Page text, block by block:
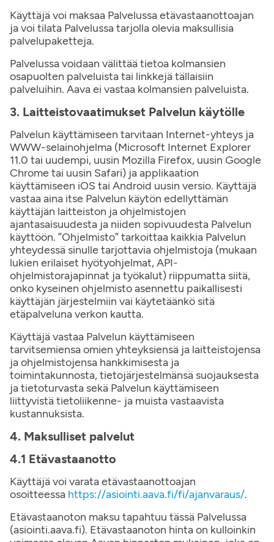
Käyttäjä voi maksaa Palvelussa etävastaanottoajan
ja voi tilata Palvelussa tarjolla olevia maksullisia
palvelupaketteja.
Palvelussa voidaan välittää tietoa kolmansien
osapuolten palveluista tai linkkejä tällaisiin
palveluihin. Aava ei vastaa kolmansien palveluista.
3. Laitteistovaatimukset Palvelun käytölle
Palvelun käyttämiseen tarvitaan Internet-yhteys ja
WWW-selainohjelma (Microsoft Internet Explorer
11.0 tai uudempi, uusin Mozilla Firefox, uusin Google
Chrome tai uusin Safari) ja applikaation
käyttämiseen iOS tai Android uusin versio. Käyttäjä
vastaa aina itse Palvelun käytön edellyttämän
käyttäjän laitteiston ja ohjelmistojen
ajantasaisuudesta ja niiden sopivuudesta Palvelun
käyttöön. ”Ohjelmisto” tarkoittaa kaikkia Palvelun
yhteydessä sinulle tarjottavia ohjelmistoja (mukaan
lukien erilaiset hyötyohjelmat, API-
ohjelmistorajapinnat ja työkalut) riippumatta siitä,
onko kyseinen ohjelmisto asennettu paikallisesti
käyttäjän järjestelmiin vai käytetäänkö sitä
etäpalveluna verkon kautta.
Käyttäjä vastaa Palvelun käyttämiseen
tarvitsemiensa omien yhteyksiensä ja laitteistojensa
ja ohjelmistojensa hankkimisesta ja
toimintakunnosta, tietojärjestelmänsä suojauksesta
ja tietoturvasta sekä Palvelun käyttämiseen
liittyvistä tietoliikenne- ja muista vastaavista
kustannuksista.
4. Maksulliset palvelut
4.1 Etävastaanotto
Käyttäjä voi varata etävastaanottoajan
osoitteessa https://asiointi.aava.fi/fi/ajanvaraus/.
Etävastaanoton maksu tapahtuu tässä Palvelussa
(asiointi.aava.fi). Etävastaanoton hinta on kulloinkin